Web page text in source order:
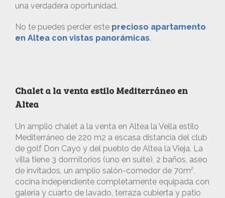
una verdadera oportunidad.
No te puedes perder este precioso apartamento
en Altea con vistas panorámicas.
Chalet a la venta estilo Mediterráneo en
Altea
Un amplio chalet a la venta en Altea la Vella estilo
Mediterráneo de 220 m2 a escasa distancia del club
de golf Don Cayo y del pueblo de Altea la Vieja. La
villa tiene 3 dormitorios (uno en suite), 2 baños, aseo
de invitados, un amplio salón-comedor de 70m²,
cocina independiente completamente equipada con
galería y cuarto de lavado, terraza cubierta y patio